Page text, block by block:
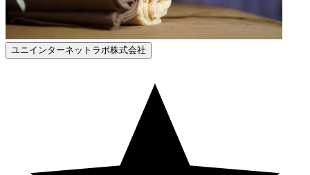
ユニインターネットラボ株式会社